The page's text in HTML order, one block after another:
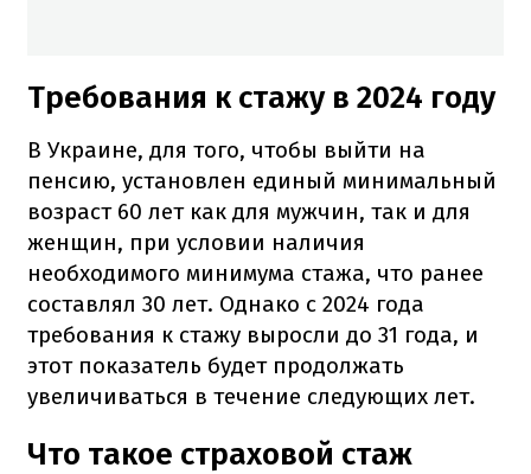
Требования к стажу в 2024 году
В Украине, для того, чтобы выйти на
пенсию, установлен единый минимальный
возраст 60 лет как для мужчин, так и для
женщин, при условии наличия
необходимого минимума стажа, что ранее
составлял 30 лет. Однако с 2024 года
требования к стажу выросли до 31 года, и
этот показатель будет продолжать
увеличиваться в течение следующих лет.
Что такое страховой стаж